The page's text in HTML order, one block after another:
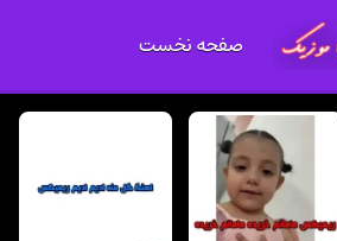
صفحه نخست